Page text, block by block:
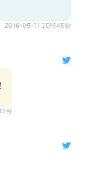
2016-05-11 20時45分
分